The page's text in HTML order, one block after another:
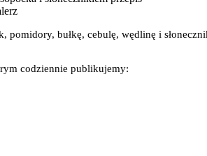
pomidory, bułkę, cebulę, wędlinę i
codziennie publikujemy: